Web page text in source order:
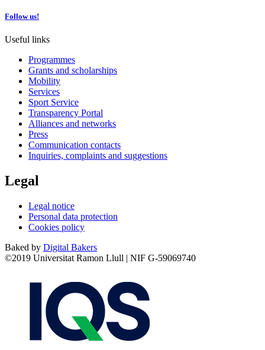
Follow us!
Useful links
Programmes
Grants and scholarships
Mobility
Services
Sport Service
Transparency Portal
Alliances and networks
Press
Communication contacts
Inquiries, complaints and suggestions
Legal
Legal notice
Personal data protection
Cookies policy
Baked by Digital Bakers
©2019 Universitat Ramon Llull | NIF G-59069740